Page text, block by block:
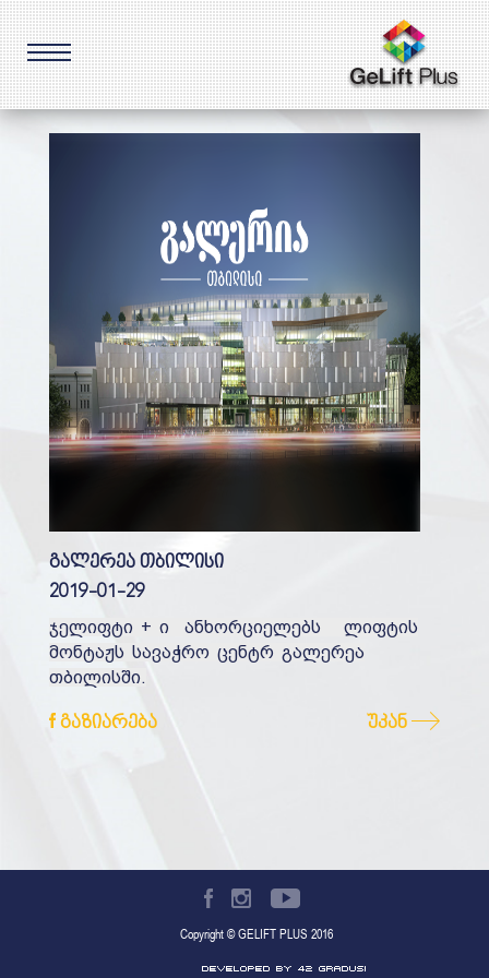
გალერეა თბილისი
2019-01-29
ჯელიფტი + ი ანხორციელებს ლიფტის
მონტაჟს სავაჭრო ცენტრ გალერეა
თბილისში.
გაზიარება უკან
Copyright © GELIFT PLUS 2016
Developed by 42 gradusi